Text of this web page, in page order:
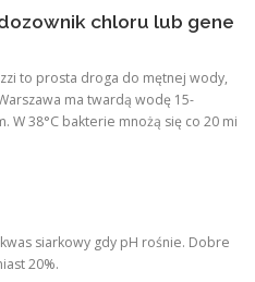
chloru lub gene
to prosta droga do mętnej wody,
ma twardą wodę 15-
W 38°C bakterie mnożą się co 20 mi
siarkowy gdy pH rośnie. Dobre
20%.